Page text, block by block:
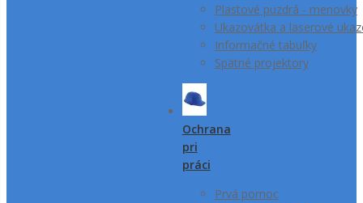
Plastové puzdrá - menovky
Ukazovátka a laserové
Informačné tabuľky
Spätné projektory
Ochrana
pri
práci
Prvá pomoc